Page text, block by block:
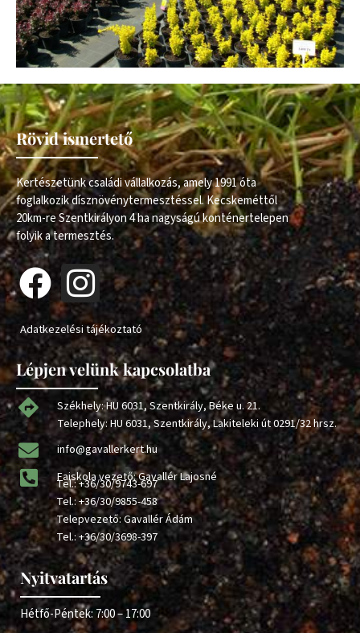
Rövid ismertető
Kertészetünk családi vállalkozás, amely 1991 óta
foglalkozik dísznövénytermesztéssel. Kecskeméttől
20km-re Szentkirályon 4 ha nagyságú konténertelepen
folyik a termesztés.
Adatkezelési tájékoztató
Lépjen velünk kapcsolatba
Székhely: HU 6031, Szentkirály, Béke u. 21.
Telephely: HU 6031, Szentkirály, Lakiteleki út 0291/32 hrsz.
info@gavallerkert.hu
Faiskola vezető: Gavallér Lajosné
Tel.:+36/30/9743-697
Tel.:+36/30/9855-458
Telepvezető: Gavallér Ádám
Tel.:+36/30/3698-397
Nyitvatartás
Hétfő-Péntek: 7:00 – 17:00